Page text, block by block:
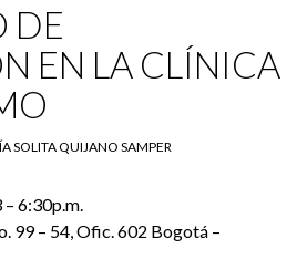
DE
EN LA CLÍNICA
SOLITA QUIJANO SAMPER
6:30p.m.
99 – 54, Ofic. 602 Bogotá –